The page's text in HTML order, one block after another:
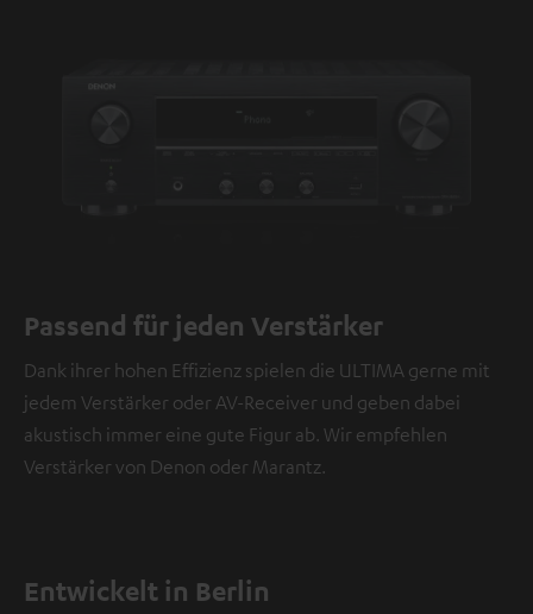
Passend für jeden Verstärker
Dank ihrer hohen Effizienz spielen die ULTIMA gerne mit
jedem Verstärker oder AV-Receiver und geben dabei
akustisch immer eine gute Figur ab. Wir empfehlen
Verstärker von Denon oder Marantz.
Entwickelt in Berlin